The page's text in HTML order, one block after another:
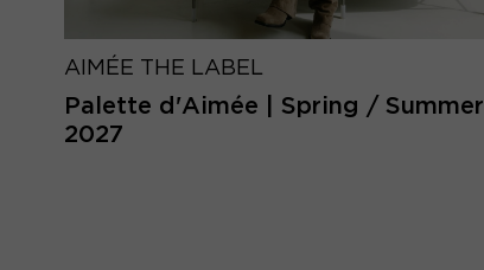
AIMÉE THE LABEL
Palette d'Aimée | Spring / Summer
2027